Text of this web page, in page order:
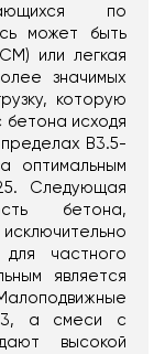
по
может быть
или легкая
значимых
которую
исходя
В3.5-
оптимальным
Следующая
бетона,
частного
является
а смеси с
высокой